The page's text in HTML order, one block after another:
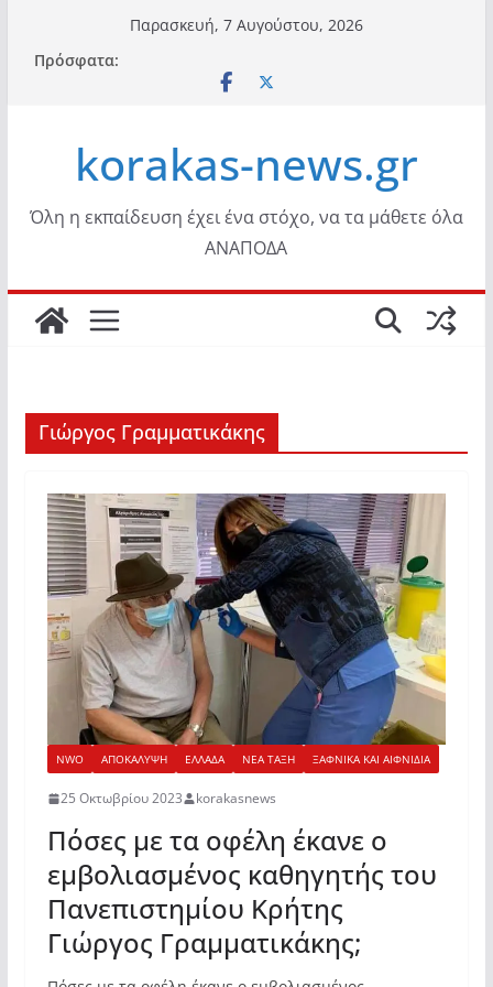
περιεχόμενο
Παρασκευή, 7 Αυγούστου, 2026
Πρόσφατα:
korakas-news.gr
Όλη η εκπαίδευση έχει ένα στόχο, να τα μάθετε όλα
ΑΝΑΠΟΔΑ
Γιώργος Γραμματικάκης
NWO ΑΠΟΚΑΛΥΨΗ ΕΛΛΑΔΑ ΝΕΑ ΤΑΞΗ ΞΑΦΝΙΚΑ ΚΑΙ ΑΙΦΝΙΔΙΑ
25 Οκτωβρίου 2023 korakasnews
Πόσες με τα οφέλη έκανε ο
εμβολιασμένος καθηγητής του
Πανεπιστημίου Κρήτης
Γιώργος Γραμματικάκης;